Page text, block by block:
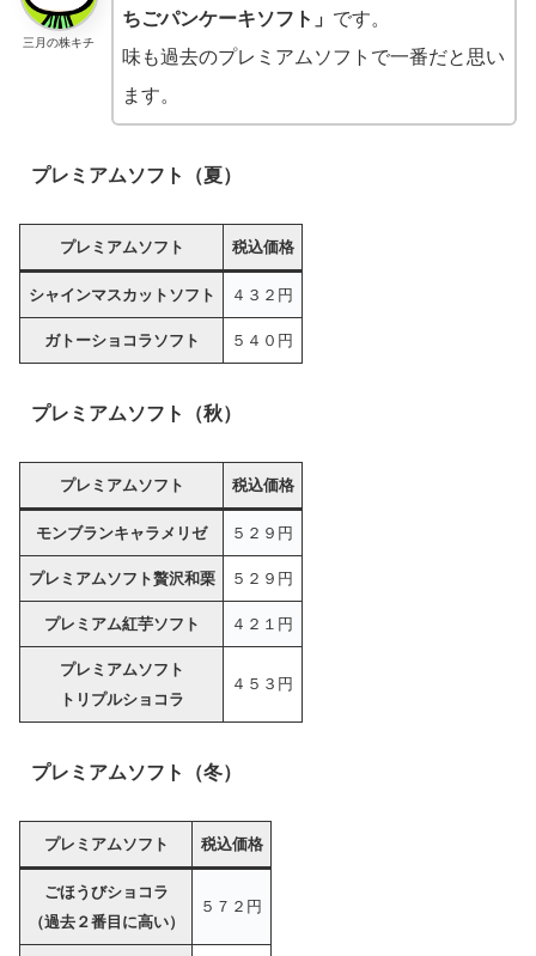
三月の株キチ
ちごパンケーキソフト」 です。
味も過去のプレミアムソフトで一番だと思い
ます。
プレミアムソフト（夏）
プレミアムソフト 税込価格
シャインマスカットソフト ４３２円
ガトーショコラソフト ５４０円
プレミアムソフト（秋）
プレミアムソフト 税込価格
モンブランキャラメリゼ ５２９円
プレミアムソフト贅沢和栗 ５２９円
プレミアム紅芋ソフト ４２１円
プレミアムソフト
トリプルショコラ
４５３円
プレミアムソフト（冬）
プレミアムソフト 税込価格
ごほうびショコラ
（過去２番目に高い）
５７２円